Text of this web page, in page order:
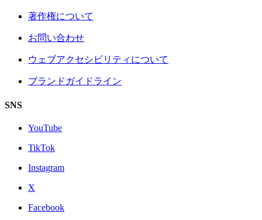
著作権について
お問い合わせ
ウェブアクセシビリティについて
ブランドガイドライン
SNS
YouTube
TikTok
Instagram
X
Facebook